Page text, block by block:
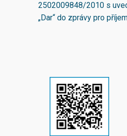
2502009848/2010 s
„Dar“ do zprávy pro